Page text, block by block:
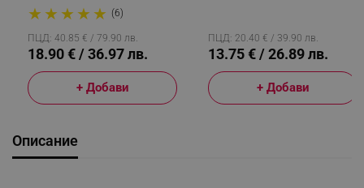
Скорости, Eco Функция,
Черен
★ ★ ★ ★ ★ (6)
ПЦД: 40.85 € / 79.90 лв.
18.90 € / 36.97 лв.
+ Добави
ПЦД: 20.40 € / 39.90 лв.
13.75 € / 26.89 лв.
+ Добави
Описание